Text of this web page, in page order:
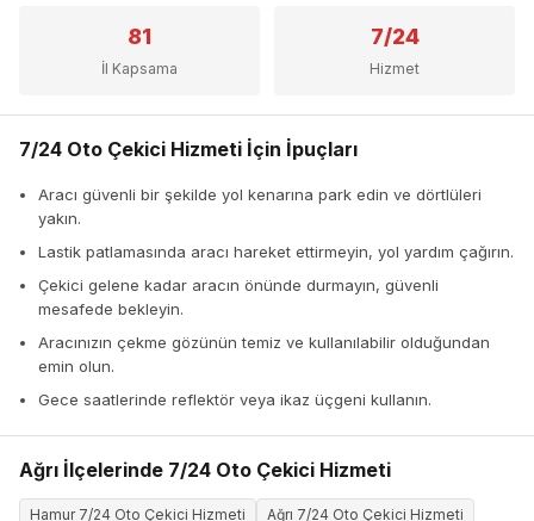
81
İl Kapsama
7/24
Hizmet
7/24 Oto Çekici Hizmeti İçin İpuçları
Aracı güvenli bir şekilde yol kenarına park edin ve dörtlüleri
yakın.
Lastik patlamasında aracı hareket ettirmeyin, yol yardım çağırın.
Çekici gelene kadar aracın önünde durmayın, güvenli
mesafede bekleyin.
Aracınızın çekme gözünün temiz ve kullanılabilir olduğundan
emin olun.
Gece saatlerinde reflektör veya ikaz üçgeni kullanın.
Ağrı İlçelerinde 7/24 Oto Çekici Hizmeti
Hamur 7/24 Oto Çekici Hizmeti
Ağrı 7/24 Oto Çekici Hizmeti